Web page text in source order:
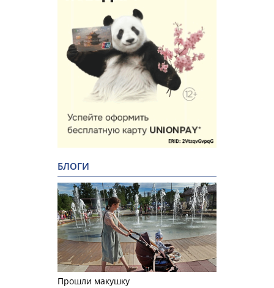
БЛОГИ
Прошли макушку